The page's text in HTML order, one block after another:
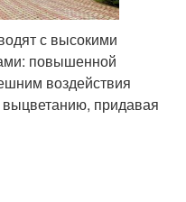
с высокими
повышенной
воздействия
придавая